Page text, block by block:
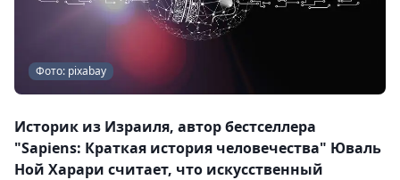
Фото: pixabay
Историк из Израиля, автор бестселлера
"Sapiens: Краткая история человечества" Юваль
Ной Харари считает, что искусственный